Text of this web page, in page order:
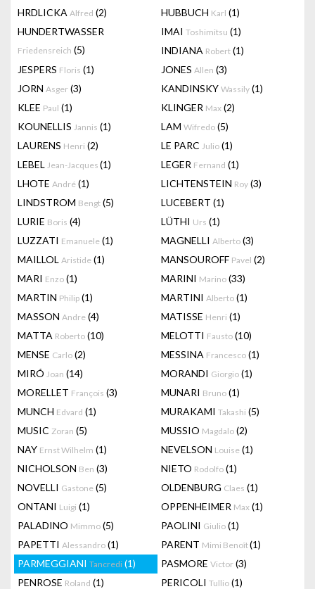
HRDLICKA Alfred (2) HUBBUCH Karl (1)
HUNDERTWASSER
Friedensreich (5)
IMAI Toshimitsu (1)
INDIANA Robert (1)
JESPERS Floris (1) JONES Allen (3)
JORN Asger (3) KANDINSKY Wassily (1)
KLEE Paul (1) KLINGER Max (2)
KOUNELLIS Jannis (1) LAM Wifredo (5)
LAURENS Henri (2) LE PARC Julio (1)
LEBEL Jean-Jacques (1) LEGER Fernand (1)
LHOTE André (1) LICHTENSTEIN Roy (3)
LINDSTROM Bengt (5) LUCEBERT (1)
LURIE Boris (4) LÜTHI Urs (1)
LUZZATI Emanuele (1) MAGNELLI Alberto (3)
MAILLOL Aristide (1) MANSOUROFF Pavel (2)
MARI Enzo (1) MARINI Marino (33)
MARTIN Philip (1) MARTINI Alberto (1)
MASSON Andre (4) MATISSE Henri (1)
MATTA Roberto (10) MELOTTI Fausto (10)
MENSE Carlo (2) MESSINA Francesco (1)
MIRÓ Joan (14) MORANDI Giorgio (1)
MORELLET François (3) MUNARI Bruno (1)
MUNCH Edvard (1) MURAKAMI Takashi (5)
MUSIC Zoran (5) MUSSIO Magdalo (2)
NAY Ernst Wilhelm (1) NEVELSON Louise (1)
NICHOLSON Ben (3) NIETO Rodolfo (1)
NOVELLI Gastone (5) OLDENBURG Claes (1)
ONTANI Luigi (1) OPPENHEIMER Max (1)
PALADINO Mimmo (5) PAOLINI Giulio (1)
PAPETTI Alessandro (1) PARENT Mimi Benoît(1)
PARMEGGIANI Tancredi (1) PASMORE Victor (3)
PENROSE Roland (1) PERICOLI Tullio (1)